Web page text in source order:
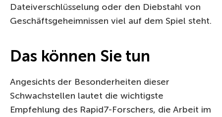
Dateiverschlüsselung oder den Diebstahl von
Geschäftsgeheimnissen viel auf dem Spiel steht.
Das können Sie tun
Angesichts der Besonderheiten dieser
Schwachstellen lautet die wichtigste
Empfehlung des Rapid7-Forschers, die Arbeit im